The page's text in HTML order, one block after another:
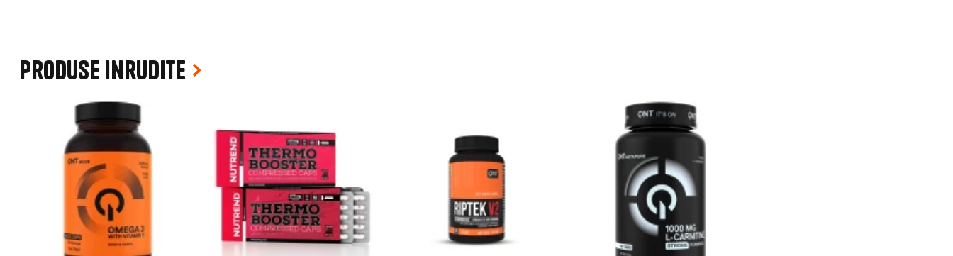
Produse inrudite